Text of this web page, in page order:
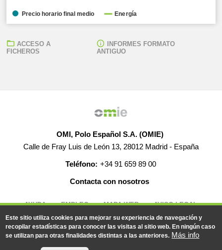
Precio horario final medio Energía
ACCESO A
FICHEROS
INFORMES FORMATO
ANTIGUO
OMI, Polo Español S.A. (OMIE)
Calle de Fray Luis de León 13, 28012 Madrid - España
Teléfono: +34 91 659 89 00
Contacta con nosotros
© 2019-2026 - Todos los derechos reservados
AYUDA EMPLEO MAPA WEB AVISO LEGAL
Este sitio utiliza cookies para mejorar su experiencia de navegación y
recopilar estadísticas para conocer las visitas al sitio web. En ningún caso
se utilizan para otras finalidades distintas a las anteriores. Más info